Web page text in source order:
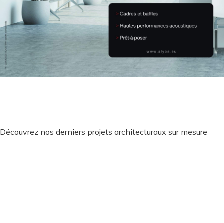
Découvrez nos derniers projets architecturaux sur mesure